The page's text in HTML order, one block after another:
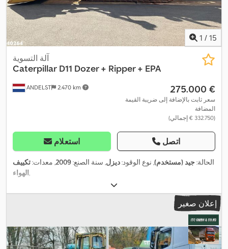
1 / 15
ANDELST 2.470 km
آلة التسوية
Caterpillar D11 Dozer + Ripper + EPA
‏275.000 €
سعر ثابت بالإضافة إلى ضريبة القيمة
المضافة
(‏332.750 € إجمالي)
استعلام اتصل
الحالة:جيد (مستخدم), نوع الوقود:ديزل, سنة الصنع:2009, معدات:تكييف
الهواء,
إعلان صغير